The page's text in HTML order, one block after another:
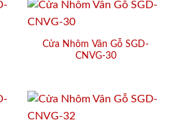
Cửa Nhôm Vân Gỗ SGD-
CNVG-30